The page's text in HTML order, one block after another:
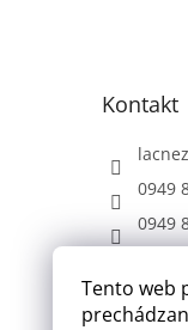
Tento web
Kontakt
0949
0949